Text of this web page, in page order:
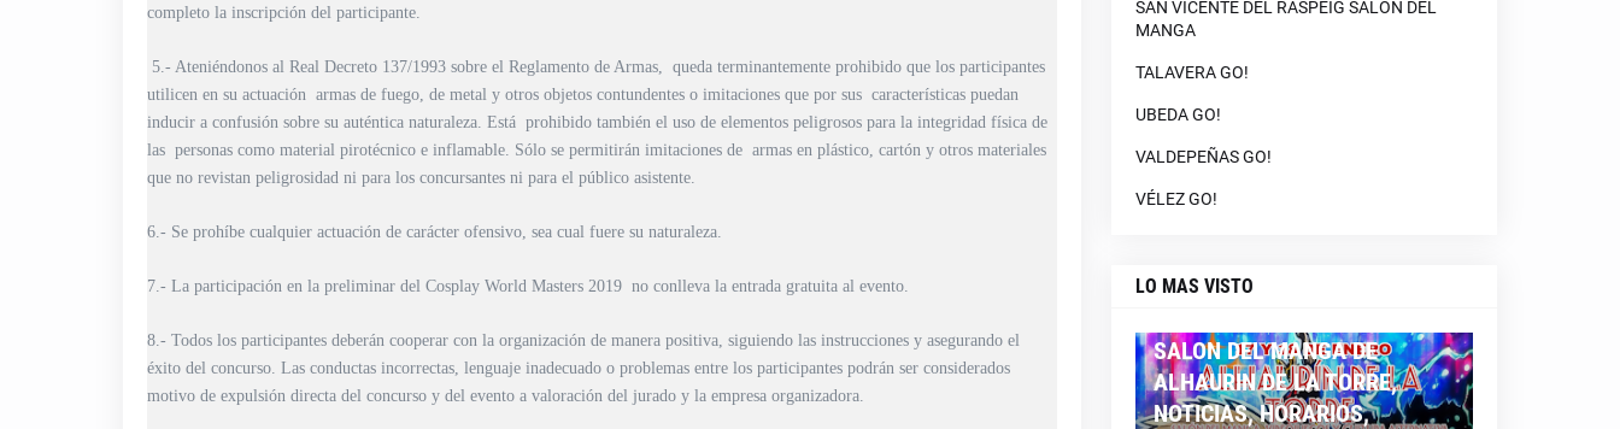
completo la inscripción del participante.
5.- Ateniéndonos al Real Decreto 137/1993 sobre el Reglamento de Armas, queda terminantemente prohibido que los participantes
utilicen en su actuación armas de fuego, de metal y otros objetos contundentes o imitaciones que por sus características puedan
inducir a confusión sobre su auténtica naturaleza. Está prohibido también el uso de elementos peligrosos para la integridad física de
las personas como material pirotécnico e inflamable. Sólo se permitirán imitaciones de armas en plástico, cartón y otros materiales
que no revistan peligrosidad ni para los concursantes ni para el público asistente.
6.- Se prohíbe cualquier actuación de carácter ofensivo, sea cual fuere su naturaleza.
7.- La participación en la preliminar del Cosplay World Masters 2019 no conlleva la entrada gratuita al evento.
8.- Todos los participantes deberán cooperar con la organización de manera positiva, siguiendo las instrucciones y asegurando el
éxito del concurso. Las conductas incorrectas, lenguaje inadecuado o problemas entre los participantes podrán ser considerados
motivo de expulsión directa del concurso y del evento a valoración del jurado y la empresa organizadora.
SAN VICENTE DEL RASPEIG SALON DEL
MANGA
TALAVERA GO!
UBEDA GO!
VALDEPEÑAS GO!
VÉLEZ GO!
LO MAS VISTO
SALON DEL MANGA DE
ALHAURIN DE LA TORRE,
NOTICIAS, HORARIOS,